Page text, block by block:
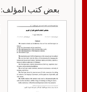
بعض كتب المؤلف: